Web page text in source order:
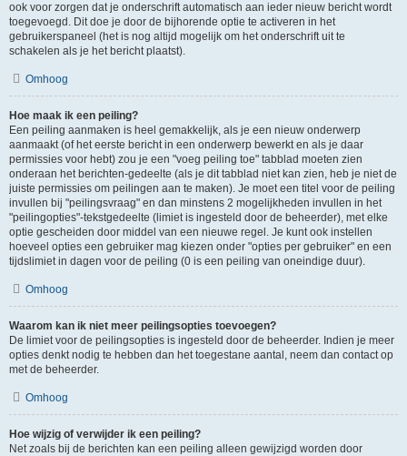
ook voor zorgen dat je onderschrift automatisch aan ieder nieuw bericht wordt
toegevoegd. Dit doe je door de bijhorende optie te activeren in het
gebruikerspaneel (het is nog altijd mogelijk om het onderschrift uit te
schakelen als je het bericht plaatst).
Omhoog
Hoe maak ik een peiling?
Een peiling aanmaken is heel gemakkelijk, als je een nieuw onderwerp
aanmaakt (of het eerste bericht in een onderwerp bewerkt en als je daar
permissies voor hebt) zou je een "voeg peiling toe" tabblad moeten zien
onderaan het berichten-gedeelte (als je dit tabblad niet kan zien, heb je niet de
juiste permissies om peilingen aan te maken). Je moet een titel voor de peiling
invullen bij "peilingsvraag" en dan minstens 2 mogelijkheden invullen in het
"peilingopties"-tekstgedeelte (limiet is ingesteld door de beheerder), met elke
optie gescheiden door middel van een nieuwe regel. Je kunt ook instellen
hoeveel opties een gebruiker mag kiezen onder "opties per gebruiker" en een
tijdslimiet in dagen voor de peiling (0 is een peiling van oneindige duur).
Omhoog
Waarom kan ik niet meer peilingsopties toevoegen?
De limiet voor de peilingsopties is ingesteld door de beheerder. Indien je meer
opties denkt nodig te hebben dan het toegestane aantal, neem dan contact op
met de beheerder.
Omhoog
Hoe wijzig of verwijder ik een peiling?
Net zoals bij de berichten kan een peiling alleen gewijzigd worden door